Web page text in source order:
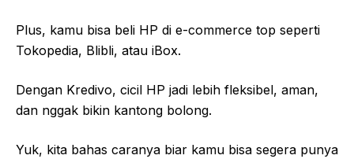
Plus, kamu bisa beli HP di e-commerce top seperti
Tokopedia, Blibli, atau iBox.
Dengan Kredivo, cicil HP jadi lebih fleksibel, aman,
dan nggak bikin kantong bolong.
Yuk, kita bahas caranya biar kamu bisa segera punya